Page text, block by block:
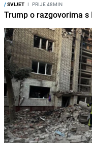
/SVIJET I PRIJE 48MIN
Trump o razgovorima s